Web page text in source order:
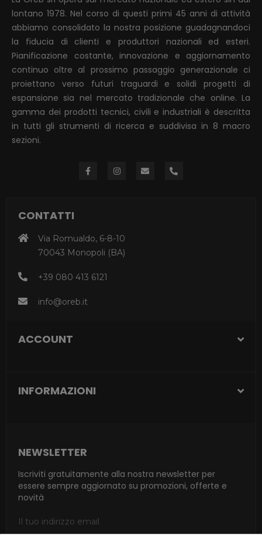
lontano 1978. Nel corso di questi primi 45 anni di attività
abbiamo consolidato la nostra posizione guadagnandoci
la fiducia di clienti e produttori nazionali ed esteri.
Pianificazione costante, innovazione e aggiornamento
continuo oltre al prossimo passaggio generazionale ci
proiettano verso futuri traguardi e solidi progetti di
espansione sia nel mercato tradizionale che online. La
gamma dei prodotti tecnici, civili e industriali è descritta
in tutti gli strumenti di ricerca e suddivisa in 8 macro
sezioni.
CONTATTI
Via Romualdo, 6-8-10
70043 Monopoli (BA)
+39 080 413 6121
info@oreb.it
ACCOUNT
INFORMAZIONI
NEWSLETTER
Iscriviti gratuitamente alla nostra newsletter per
essere sempre aggiornato su promozioni, offerte e
novità